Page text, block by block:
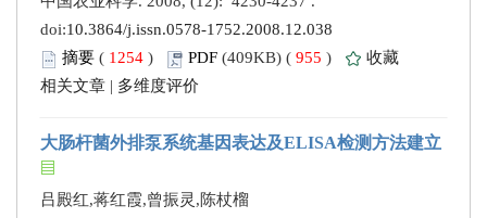
doi:10.3864/j.issn.0578-1752.2008.12.038
摘要 ( 1254 ) PDF (409KB) ( 955 )
收藏
相关文章 | 多维度评价
大肠杆菌外排泵系统基因表达及ELISA检测方法建立
吕殿红,蒋红霞,曾振灵,陈杖榴